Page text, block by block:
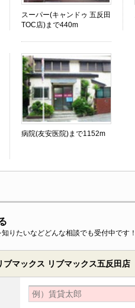
スーパー(キャンドゥ 五反田
TOC店)まで440m
病院(友安医院)まで1152m
りたいなどどんな相談でも受付中です！
ブマックス リブマックス五反田店